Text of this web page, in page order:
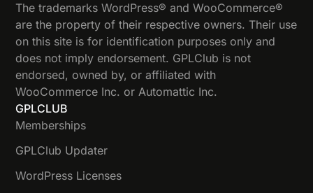
The trademarks WordPress® and WooCommerce®
are the property of their respective owners. Their use
on this site is for identification purposes only and
does not imply endorsement. GPLClub is not
endorsed, owned by, or affiliated with
WooCommerce Inc. or Automattic Inc.
GPLCLUB
Memberships
GPLClub Updater
WordPress Licenses